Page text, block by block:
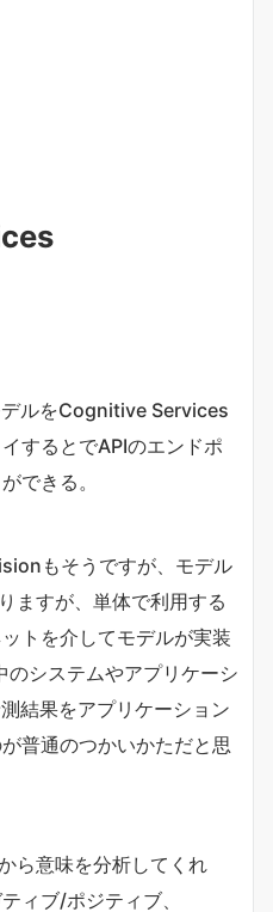
ルをCognitive Services
するとでAPIのエンドポ
できる。
もそうですが、モデル
ますが、単体で利用する
トを介してモデルが実装
システムやアプリケーシ
結果をアプリケーション
普通のつかいかただと思
ら意味を分析してくれ
ィブ/ポジティブ、